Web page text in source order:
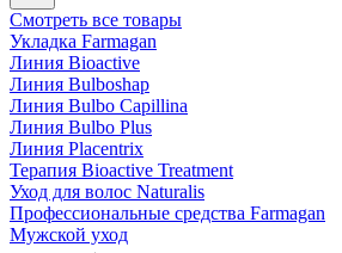
Смотреть все товары
Укладка Farmagan
Линия Bioactive
Линия Bulboshap
Линия Bulbo Capillina
Линия Bulbo Plus
Линия Placentrix
Терапия Bioactive Treatment
Уход для волос Naturalis
Профессиональные средства Farmagan
Мужской уход